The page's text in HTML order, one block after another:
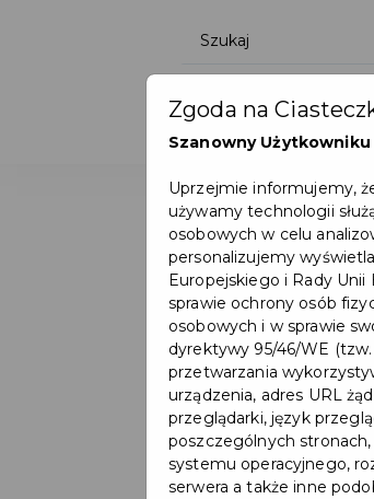
Zgoda na
Szanowny Użytkowniku
Uprzejmie informujemy,
używamy technologii
osobowych w celu
personalizujemy
Europejskiego i Rady Unii
sprawie ochrony osób
osobowych i w sprawie
dyrektywy 95/46/WE
przetwarzania
urządzenia, adres URL
przeglądarki, język
poszczególnych
systemu operacyjnego,
serwera a także inne